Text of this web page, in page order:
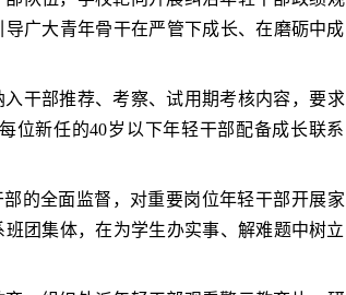
广大青年骨干在严管下成长、在磨砺中成
干部推荐、考察、试用期考核内容，要求
位新任的40岁以下年轻干部配备成长联系
的全面监督，对重要岗位年轻干部开展家
团集体，在为学生办实事、解难题中树立